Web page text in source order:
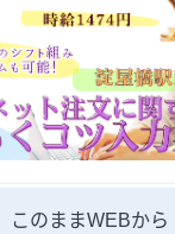
このままWEBから